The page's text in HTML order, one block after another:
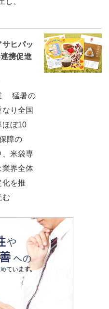
ヒパッ
携促進
猛暑の
り全国
ほぼ10
障の
、米袋専
業界全体
を推
む